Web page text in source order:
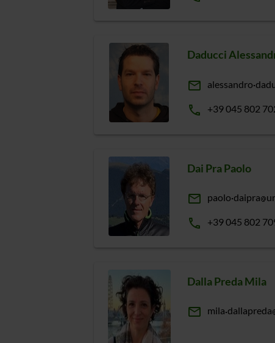
Daducci
email alessandro
phone +39 045 802
Dai Pra Paolo
email paolo daipra
phone +39 045 802
Dalla Preda Mila
email mila dallapreda